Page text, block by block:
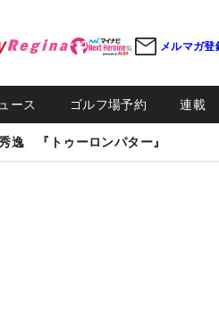
メルマガ登
ース ゴルフ場予約 連載
逸 『トゥーロンパター』